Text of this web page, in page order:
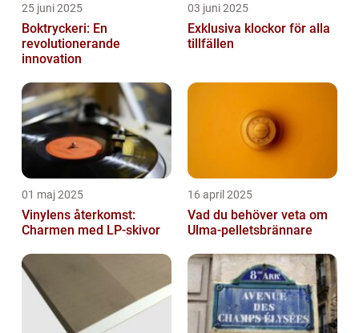
25 juni 2025
Boktryckeri: En
revolutionerande
innovation
03 juni 2025
Exklusiva klockor för alla
tillfällen
01 maj 2025
Vinylens återkomst:
Charmen med LP-skivor
16 april 2025
Vad du behöver veta om
Ulma-pelletsbrännare